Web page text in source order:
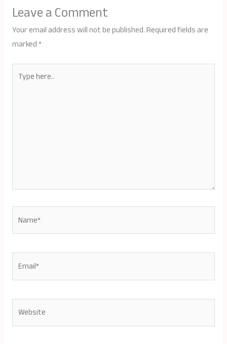
Leave a Comment
Your email address will not be published.Required fields are
marked*
here..
Website